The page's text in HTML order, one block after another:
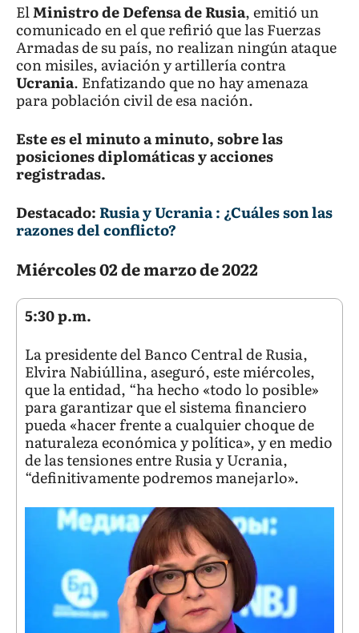
ElMinistro de Defensa de Rusia, emitió un
comunicado en el que refirió que las Fuerzas
Armadas de su país, no realizan ningún ataque
con misiles, aviación y artillería contra
Ucrania. Enfatizando que no hay amenaza
para población civil de esa nación.
Este es el minuto a minuto, sobre las
posiciones diplomáticas y acciones
registradas.
Destacado:Rusia y Ucrania : ¿Cuáles son las
razones del conflicto?
Miércoles 02 de marzo de 2022
5:30 p.m.
La presidente del Banco Central de Rusia,
Elvira Nabiúllina, aseguró, este miércoles,
que la entidad, “ha hecho «todo lo posible»
para garantizar que el sistema financiero
pueda «hacer frente a cualquier choque de
naturaleza económica y política», y en medio
de las tensiones entre Rusia y Ucrania,
“definitivamente podremos manejarlo».